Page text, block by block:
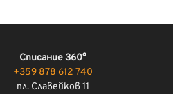
Списание 360°
+359 878 612 740
пл. Славейков 11